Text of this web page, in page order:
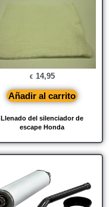
Llenado del silenciador de
escape Honda
€ 14,95
Añadir al carrito